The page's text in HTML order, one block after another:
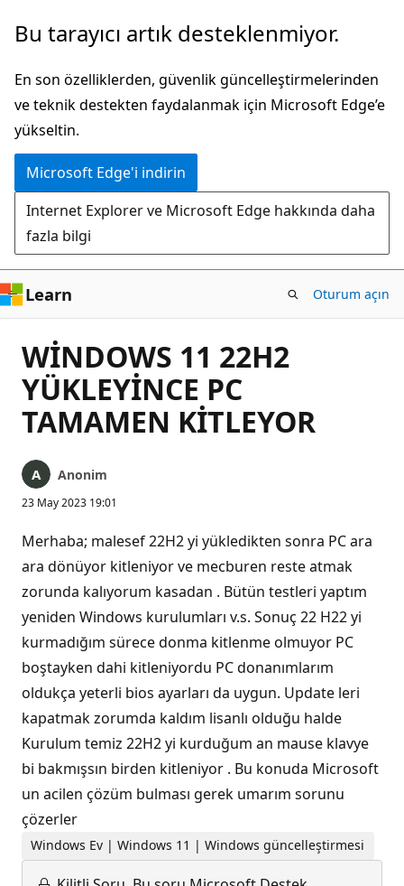
Ana
atla
Bu tarayıcı artık desteklenmiyor.
En son özelliklerden, güvenlik güncelleştirmelerinden
ve teknik destekten faydalanmak için Microsoft Edge’e
yükseltin.
Microsoft Edge'i indirin
Internet Explorer ve Microsoft Edge hakkında daha
fazla bilgi
Learn Oturum açın
WİNDOWS 11 22H2
YÜKLEYİNCE PC
TAMAMEN KİTLEYOR
Anonim
23 May 2023 19:01
Merhaba; malesef 22H2 yi yükledikten sonra PC ara
ara dönüyor kitleniyor ve mecburen reste atmak
zorunda kalıyorum kasadan . Bütün testleri yaptım
yeniden Windows kurulumları v.s. Sonuç 22 H22 yi
kurmadığım sürece donma kitlenme olmuyor PC
boştayken dahi kitleniyordu PC donanımlarım
oldukça yeterli bios ayarları da uygun. Update leri
kapatmak zorumda kaldım lisanlı olduğu halde
Kurulum temiz 22H2 yi kurduğum an mause klavye
bi bakmışsın birden kitleniyor . Bu konuda Microsoft
un acilen çözüm bulması gerek umarım sorunu
çözerler
Windows Ev | Windows 11 | Windows güncelleştirmesi